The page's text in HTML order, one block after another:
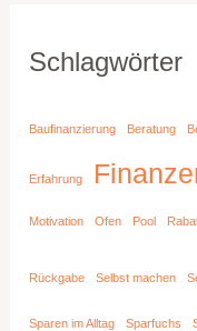
Schlagwörter
Baufinanzierung Beratung
Erfahrung
Motivation Ofen Pool
Rückgabe Selbst machen
Sparen im Alltag Sparfuchs